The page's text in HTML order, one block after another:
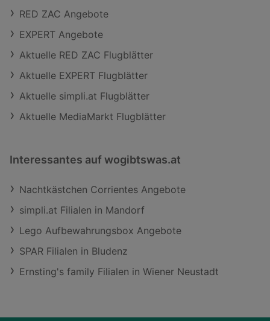
RED ZAC Angebote
EXPERT Angebote
Aktuelle RED ZAC Flugblätter
Aktuelle EXPERT Flugblätter
Aktuelle simpli.at Flugblätter
Aktuelle MediaMarkt Flugblätter
Interessantes auf wogibtswas.at
Nachtkästchen Corrientes Angebote
simpli.at Filialen in Mandorf
Lego Aufbewahrungsbox Angebote
SPAR Filialen in Bludenz
Ernsting's family Filialen in Wiener Neustadt